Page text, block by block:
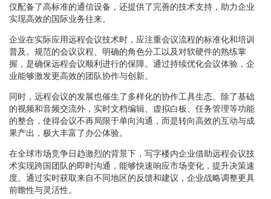
仅配备了高标准的通信设备，还提供了完善的技术支持，助力企业
实现高效的国际业务往来。
企业在实际应用远程会议技术时，应注重会议流程的标准化和培训
普及。规范的会议议程、明确的角色分工以及对软硬件的熟练掌
握，是确保远程会议顺利进行的保障。通过持续优化会议体验，企
业能够激发更高效的团队协作与创新。
同时，远程会议的发展也催生了多样化的协作工具生态。除了基础
的视频和音频交流外，实时文档编辑、虚拟白板、任务管理等功能
的整合，使得会议不再局限于单向沟通，而是转向高效的互动与成
果产出，极大丰富了办公体验。
在全球市场竞争日趋激烈的背景下，写字楼内企业借助远程会议技
术实现跨国团队的即时沟通，能够快速响应市场变化，提升决策速
度。通过实时获取来自不同地区的反馈和建议，企业战略调整更具
前瞻性与灵活性。